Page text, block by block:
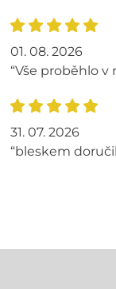
01. 08. 2026
“Vše proběhlo
31. 07. 2026
“bleskem